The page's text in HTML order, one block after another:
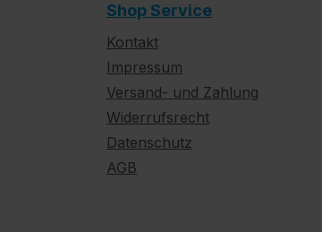
Shop Service
Kontakt
Impressum
Versand- und Zahlung
Widerrufsrecht
Datenschutz
AGB